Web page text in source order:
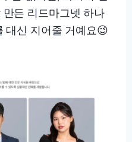
든 리드마그넷 하나
대신 지어줄 거예요😉